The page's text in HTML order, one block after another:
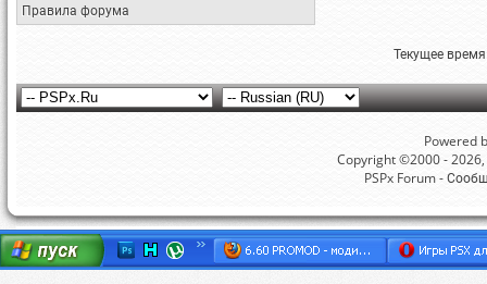
Правила форума
Текущее
Powered
Copyright ©2000 -
PSPx Forum -